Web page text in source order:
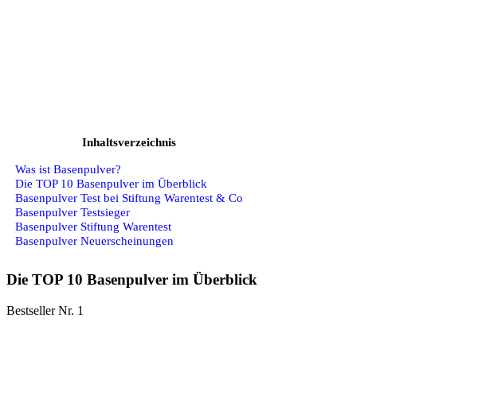
Inhaltsverzeichnis
Was ist Basenpulver?
Die TOP 10 Basenpulver im Überblick
Basenpulver Test bei Stiftung Warentest & Co
Basenpulver Testsieger
Basenpulver Stiftung Warentest
Basenpulver Neuerscheinungen
Die TOP 10 Basenpulver im Überblick
Bestseller Nr. 1